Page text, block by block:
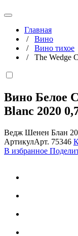
Главная
/ Вино
/ Вино тихое
/ The Wedge
Вино Белое
Blanc 2020
Ведж Шенен Блан
АртикулАрт. 75346
В избранное